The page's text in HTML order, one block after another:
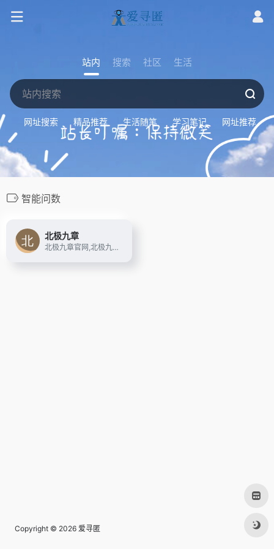
站内 搜索 社区 生活
网址搜索 精品推荐 生活随笔 学习笔记 网址推荐
智能问数
北极九章
北极九章官网,北极九章DataGPT,自然语言对话式数据分析软件ChatBI,用AI数据智能问答,实现AI+BI的增强型分析,助力智能决策.已为汽车,制造,金融,零售,快消等行业数十家领先企业提供AI+Data智能应用,满足业务人员自助分析数据,智能生成报表等需求.数据驱动决策.
Copyright © 2026 爱寻匿